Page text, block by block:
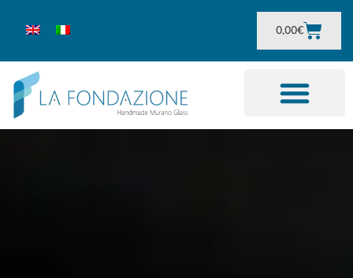
0,00€